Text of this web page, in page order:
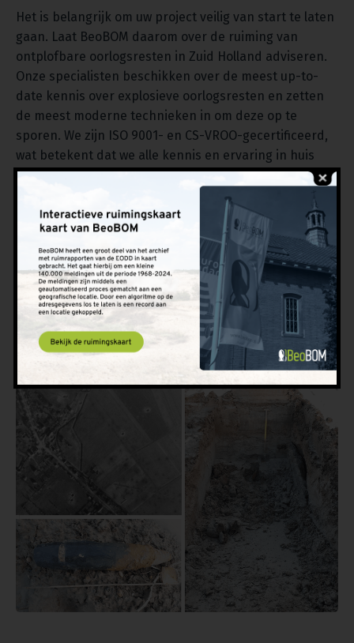
Het is belangrijk om uw project veilig van start te laten
gaan. Laat BeoBOM daarom over de ruiming van
ontplofbare oorlogsresten in Zuid Holland adviseren.
Onze specialisten beschikken over de meest up-to-
date kennis over explosieve oorlogsresten en zetten
de meest moderne technieken in om deze op te
sporen. We zijn ISO 9001- en CS-VROO-gecertificeerd,
wat betekent dat we alle kennis en ervaring in huis
hebben om een explosieven onderzoek kundig uit te
voeren en bouwprojecten te ondersteunen bij
explosieven-gerelateerde werkzaamheden. Heeft u
vragen of wilt u ons inschakelen voor uw project?
Neem dan contact met ons op via het
contactformulier
op onze site, bel naar 010 820 29 20 of stuur een e-mail
naarinfo@beobom.nl. We staan u zo snel mogelijk te
woord.